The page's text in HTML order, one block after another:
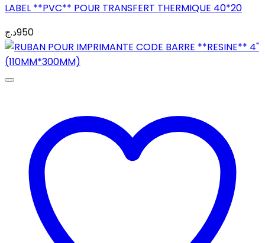
LABEL **PVC** POUR TRANSFERT THERMIQUE 40*20
950د.ج